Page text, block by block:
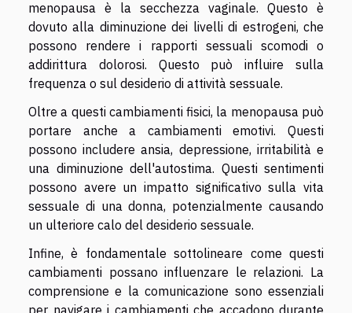
menopausa è la secchezza vaginale. Questo è
dovuto alla diminuzione dei livelli di estrogeni, che
possono rendere i rapporti sessuali scomodi o
addirittura dolorosi. Questo può influire sulla
frequenza o sul desiderio di attività sessuale.
Oltre a questi cambiamenti fisici, la menopausa può
portare anche a cambiamenti emotivi. Questi
possono includere ansia, depressione, irritabilità e
una diminuzione dell'autostima. Questi sentimenti
possono avere un impatto significativo sulla vita
sessuale di una donna, potenzialmente causando
un ulteriore calo del desiderio sessuale.
Infine, è fondamentale sottolineare come questi
cambiamenti possano influenzare le relazioni. La
comprensione e la comunicazione sono essenziali
per navigare i cambiamenti che accadono durante